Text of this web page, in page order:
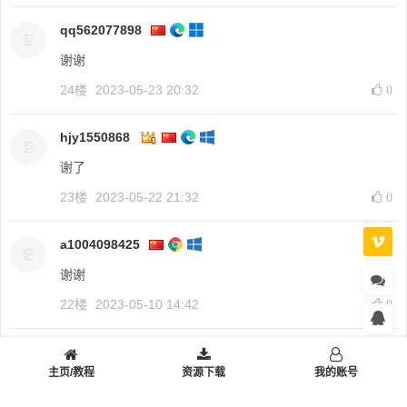
qq562077898
谢谢
24楼 2023-05-23 20:32 0
hjy1550868
谢了
23楼 2023-05-22 21:32 0
a1004098425
谢谢
22楼 2023-05-10 14:42 0
yanziyu
谢谢
主页/教程 资源下载 我的账号